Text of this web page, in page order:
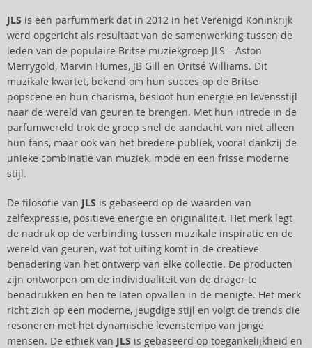
JLS is een parfummerk dat in 2012 in het Verenigd Koninkrijk
werd opgericht als resultaat van de samenwerking tussen de
leden van de populaire Britse muziekgroep JLS – Aston
Merrygold, Marvin Humes, JB Gill en Oritsé Williams. Dit
muzikale kwartet, bekend om hun succes op de Britse
popscene en hun charisma, besloot hun energie en levensstijl
naar de wereld van geuren te brengen. Met hun intrede in de
parfumwereld trok de groep snel de aandacht van niet alleen
hun fans, maar ook van het bredere publiek, vooral dankzij de
unieke combinatie van muziek, mode en een frisse moderne
stijl.
De filosofie van JLS is gebaseerd op de waarden van
zelfexpressie, positieve energie en originaliteit. Het merk legt
de nadruk op de verbinding tussen muzikale inspiratie en de
wereld van geuren, wat tot uiting komt in de creatieve
benadering van het ontwerp van elke collectie. De producten
zijn ontworpen om de individualiteit van de drager te
benadrukken en hen te laten opvallen in de menigte. Het merk
richt zich op een moderne, jeugdige stijl en volgt de trends die
resoneren met het dynamische levenstempo van jonge
mensen. De ethiek van JLS is gebaseerd op toegankelijkheid en